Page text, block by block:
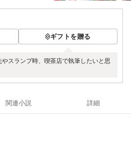
ギフトを贈る
スランプ時、喫茶店で執筆したいと思
関連小説 詳細